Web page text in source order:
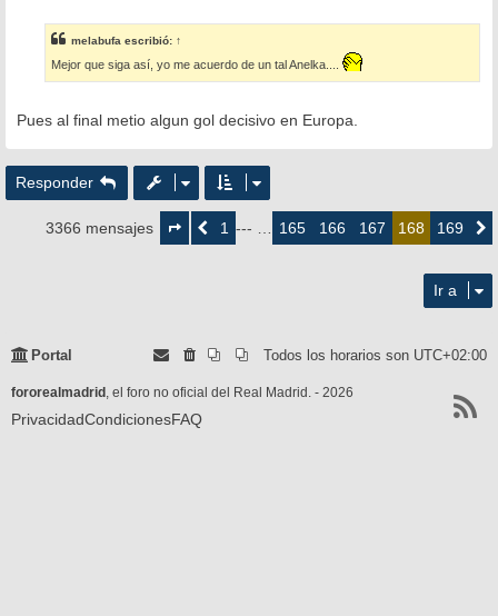
a
j
e
melabufa escribió: ↑
Mejor que siga así, yo me acuerdo de un tal Anelka....
Pues al final metio algun gol decisivo en Europa.
Responder
3366 mensajes
Página
deAnterior1 --- … 165 166 167 168 169
Ir a
Portal Todos los horarios son UTC+02:00
fororealmadrid , el foro no oficial del Real Madrid. - 2026
PrivacidadCondicionesFAQ